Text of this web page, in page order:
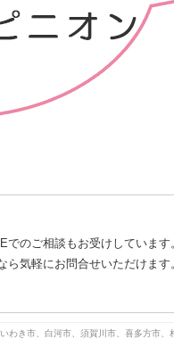
でのご相談もお受けしていま
気軽にお問合せいただけます
わき市、白河市、須賀川市、喜多方市、